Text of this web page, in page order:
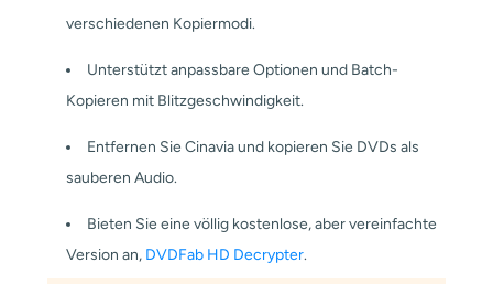
verschiedenen Kopiermodi.
Unterstützt anpassbare Optionen und Batch-
Kopieren mit Blitzgeschwindigkeit.
Entfernen Sie Cinavia und kopieren Sie DVDs als
sauberen Audio.
Bieten Sie eine völlig kostenlose, aber vereinfachte
Version an, DVDFab HD Decrypter.